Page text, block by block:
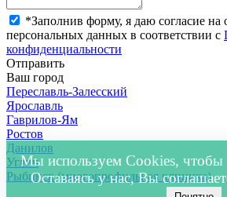
Мы используем Cookies, чтобы
Оставаясь у нас, Вы
*Заполнив форму, я даю согласие на
персональных данных в соответствии с
конфиденциальности
Отправить
Ваш город
Переславль-Залесский
Ярославль
Гаврилов-Ям
Ростов
Данилов
Углич
Рыбинск (многопрофильная клиника)